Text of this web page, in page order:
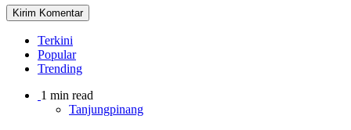
Terkini
Popular
Trending
1 min read
Tanjungpinang